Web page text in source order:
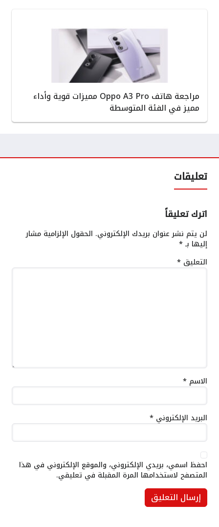
مراجعة هاتف Oppo A3 Pro مميزات قوية وأداء
مميز في الفئة المتوسطة
تعليقات
اترك تعليقاً
لن يتم نشر عنوان بريدك الإلكتروني. الحقول الإلزامية مشار
إليها بـ*
التعليق *
الاسم *
البريد الإلكتروني *
احفظ اسمي، بريدي الإلكتروني، والموقع الإلكتروني في هذا
المتصفح لاستخدامها المرة المقبلة في تعليقي.